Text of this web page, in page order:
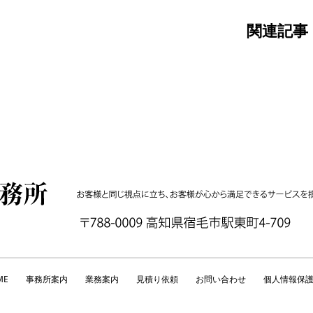
関連記事
事務所案内 業務案内 見積り依頼 お問い合わせ 個人情報保